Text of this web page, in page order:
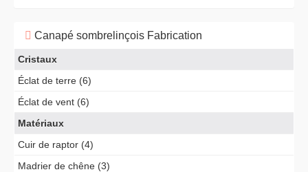
Canapé sombrelinçois Fabrication
Cristaux
Éclat de terre (6)
Éclat de vent (6)
Matériaux
Cuir de raptor (4)
Madrier de chêne (3)